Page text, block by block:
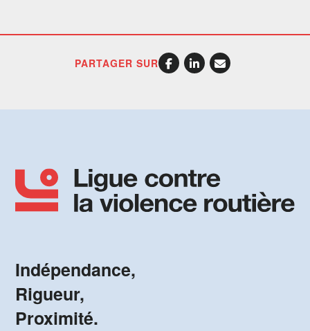
PARTAGER SUR
Indépendance,
Rigueur,
Proximité.